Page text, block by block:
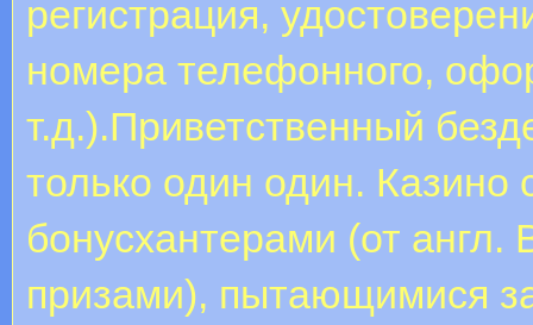
регистрация,
номера телефонного,
т.д.).Приветственный
только один один.
бонусхантерами (от
призами), пытающимися